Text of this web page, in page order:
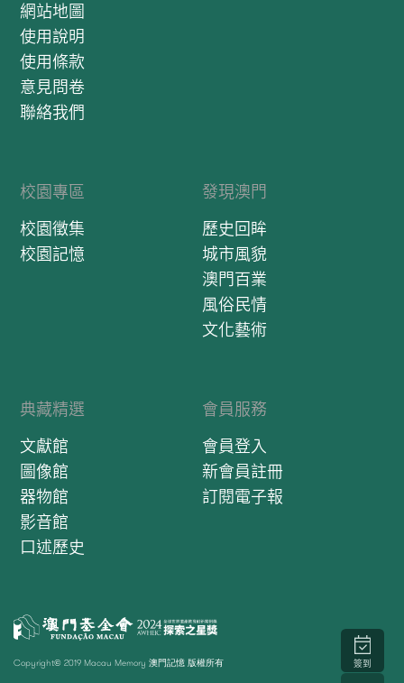
網站地圖
使用說明
使用條款
意見問卷
聯絡我們
校園專區
校園徵集
校園記憶
發現澳門
歷史回眸
城市風貌
澳門百業
風俗民情
文化藝術
典藏精選
文獻館
圖像館
器物館
影音館
口述歷史
會員服務
會員登入
新會員註冊
訂閱電子報
Copyright© 2019 Macau Memory 澳門記憶 版權所有 簽到